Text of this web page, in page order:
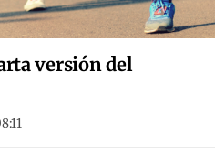
versión del